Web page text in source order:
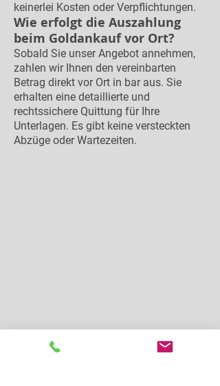
keinerlei Kosten oder Verpflichtungen.
Wie erfolgt die Auszahlung
beim Goldankauf vor Ort?
Sobald Sie unser Angebot annehmen,
zahlen wir Ihnen den vereinbarten
Betrag direkt vor Ort in bar aus. Sie
erhalten eine detaillierte und
rechtssichere Quittung für Ihre
Unterlagen. Es gibt keine versteckten
Abzüge oder Wartezeiten.